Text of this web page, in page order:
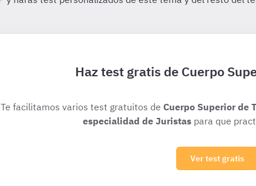
Haz test gratis de Cuerpo
Te facilitamos varios test gratuitos de Cuerpo Superior de
especialidad de Juristas para que
Ver test gratis